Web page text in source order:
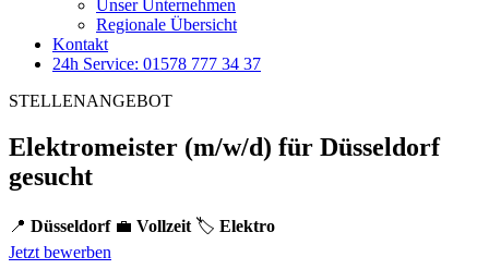
Unser Unternehmen
Regionale Übersicht
Kontakt
24h Service: 01578 777 34 37
STELLENANGEBOT
Elektromeister (m/w/d) für Düsseldorf
gesucht
📍 Düsseldorf 💼 Vollzeit 🏷️ Elektro
Jetzt bewerben